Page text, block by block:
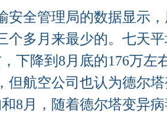
全管理局的数据显示，
个多月来最少的。七天
下降到8月底的176万左
但航空公司也认为德尔
8月，随着德尔塔变异